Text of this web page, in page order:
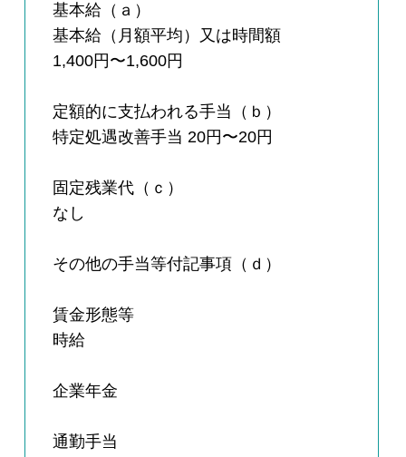
基本給（ａ）
基本給（月額平均）又は時間額
1,400円〜1,600円
定額的に支払われる手当（ｂ）
特定処遇改善手当 20円〜20円
固定残業代（ｃ）
なし
その他の手当等付記事項（ｄ）
賃金形態等
時給
企業年金
通勤手当